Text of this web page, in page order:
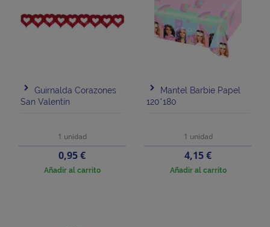
Guirnalda Corazones
San Valentín
1 unidad
Precio
0,95 €
Añadir al carrito
Mantel Barbie Papel
120*180
1 unidad
Precio
4,15 €
Añadir al carrito